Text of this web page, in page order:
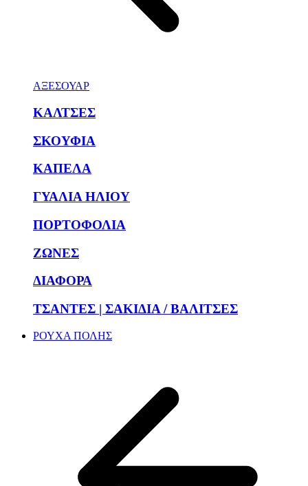
ΑΞΕΣΟΥΑΡ
ΚΑΛΤΣΕΣ
ΣΚΟΥΦΙΑ
ΚΑΠΕΛΑ
ΓΥΑΛΙΑ ΗΛΙΟΥ
ΠΟΡΤΟΦΟΛΙΑ
ΖΩΝΕΣ
ΔΙΑΦΟΡΑ
ΤΣΑΝΤΕΣ | ΣΑΚΙΔΙΑ / ΒΑΛΙΤΣΕΣ
ΡΟΥΧΑ ΠΟΛΗΣ